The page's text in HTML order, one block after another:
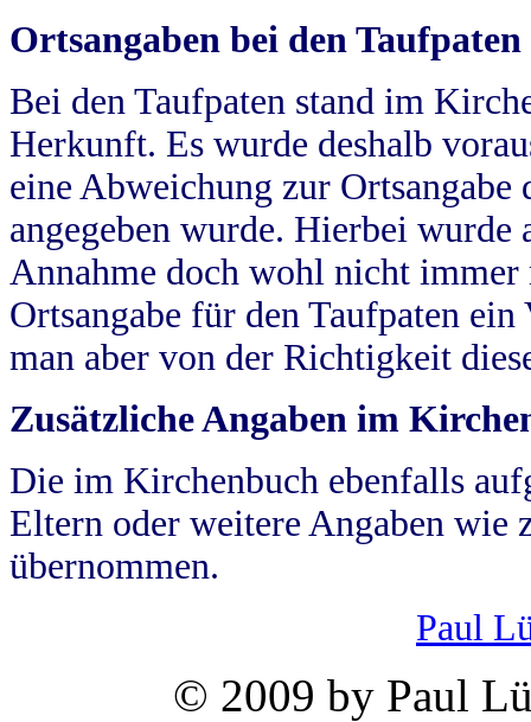
Ortsangaben bei den Taufpaten
Bei den Taufpaten stand im
Herkunft. Es wurde deshalb
eine Abweichung zur
angegeben wurde. Hierbei wurde
Annahme doch wohl nicht
Ortsangabe für den Taufpaten
man aber von der Richtigkeit
Zusätzliche Angaben im
Die im Kirchenbuch ebenfalls
Eltern oder weitere Angaben wie
übernommen.
Paul
© 2009 by Paul